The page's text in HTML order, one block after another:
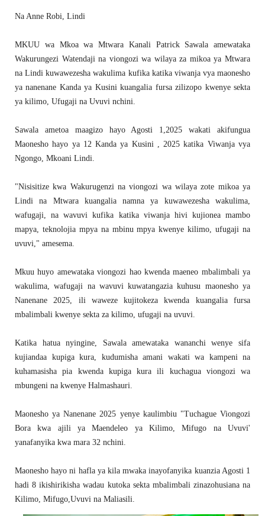
Na Anne Robi, Lindi
MKUU wa Mkoa wa Mtwara Kanali Patrick Sawala amewataka
Wakurungezi Watendaji na viongozi wa wilaya za mikoa ya Mtwara
na Lindi kuwawezesha wakulima kufika katika viwanja vya maonesho
ya nanenane Kanda ya Kusini kuangalia fursa zilizopo kwenye sekta
ya kilimo, Ufugaji na Uvuvi nchini.
Sawala ametoa maagizo hayo Agosti 1,2025 wakati akifungua
Maonesho hayo ya 12 Kanda ya Kusini , 2025 katika Viwanja vya
Ngongo, Mkoani Lindi.
"Nisisitize kwa Wakurugenzi na viongozi wa wilaya zote mikoa ya
Lindi na Mtwara kuangalia namna ya kuwawezesha wakulima,
wafugaji, na wavuvi kufika katika viwanja hivi kujionea mambo
mapya, teknolojia mpya na mbinu mpya kwenye kilimo, ufugaji na
uvuvi," amesema.
Mkuu huyo amewataka viongozi hao kwenda maeneo mbalimbali ya
wakulima, wafugaji na wavuvi kuwatangazia kuhusu maonesho ya
Nanenane 2025, ili waweze kujitokeza kwenda kuangalia fursa
mbalimbali kwenye sekta za kilimo, ufugaji na uvuvi.
Katika hatua nyingine, Sawala amewataka wananchi wenye sifa
kujiandaa kupiga kura, kudumisha amani wakati wa kampeni na
kuhamasisha pia kwenda kupiga kura ili kuchagua viongozi wa
mbungeni na kwenye Halmashauri.
Maonesho ya Nanenane 2025 yenye kaulimbiu "Tuchague Viongozi
Bora kwa ajili ya Maendeleo ya Kilimo, Mifugo na Uvuvi'
yanafanyika kwa mara 32 nchini.
Maonesho hayo ni hafla ya kila mwaka inayofanyika kuanzia Agosti 1
hadi 8 ikishirikisha wadau kutoka sekta mbalimbali zinazohusiana na
Kilimo, Mifugo,Uvuvi na Maliasili.